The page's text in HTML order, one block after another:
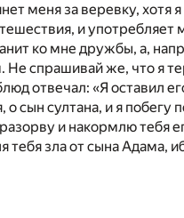
меня за веревку,
и употребляет
ко мне дружбы, а,
спрашивай же, что я
отвечал: «Я оставил
сын султана, и я
и накормлю тебя
зла от сына Адама,